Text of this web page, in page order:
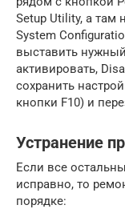
Setup Utility, а там
System
выставить
активировать,
сохранить
кнопки F10) и
Устранение
Если все
исправно, то
порядке: